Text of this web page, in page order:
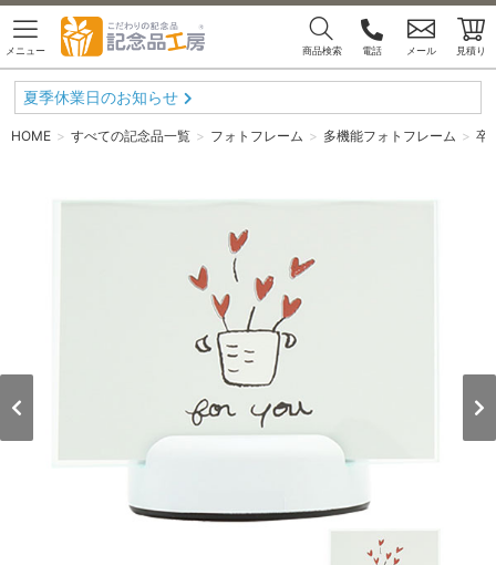
メニュー 商品検索 電話 メール 見積り
夏季休業日のお知らせ
HOME すべての記念品一覧 フォトフレーム 多機能フォトフレーム 卒